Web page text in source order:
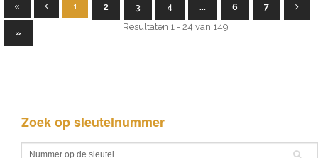
« 1 2 3 4 ... 6 7
»
Resultaten 1 - 24 van 149
Zoek op sleutelnummer